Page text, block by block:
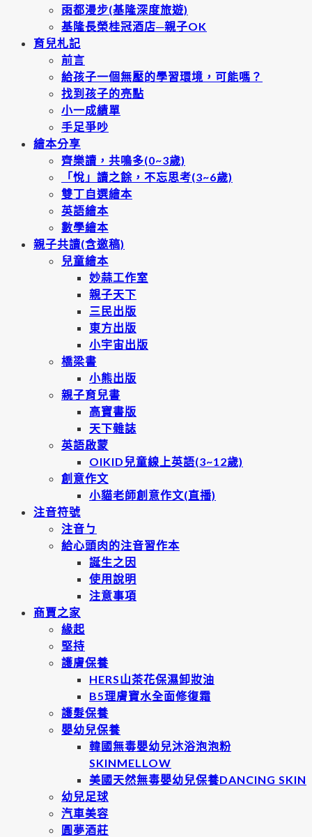
雨都漫步(基隆深度旅遊)
基隆長榮桂冠酒店─親子OK
育兒札記
前言
給孩子一個無壓的學習環境，可能嗎？
找到孩子的亮點
小一成績單
手足爭吵
繪本分享
齊樂讀，共鳴多(0~3歲)
「悅」讀之餘，不忘思考(3~6歲)
雙丁自選繪本
英語繪本
數學繪本
親子共讀(含邀稿)
兒童繪本
妙蒜工作室
親子天下
三民出版
東方出版
小宇宙出版
橋梁書
小熊出版
親子育兒書
高寶書版
天下雜誌
英語啟蒙
OIKID兒童線上英語(3~12歲)
創意作文
小貓老師創意作文(直播)
注音符號
注音ㄅ
給心頭肉的注音習作本
誕生之因
使用說明
注意事項
商賈之家
緣起
堅持
護膚保養
HERS山茶花保濕卸妝油
B5理膚寶水全面修復霜
護髮保養
嬰幼兒保養
韓國無毒嬰幼兒沐浴泡泡粉
SKINMELLOW
美國天然無毒嬰幼兒保養DANCING SKIN
幼兒足球
汽車美容
圓夢酒莊